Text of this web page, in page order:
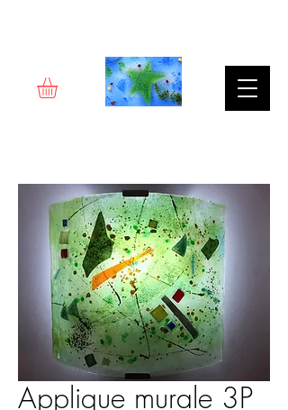
Applique murale 3P